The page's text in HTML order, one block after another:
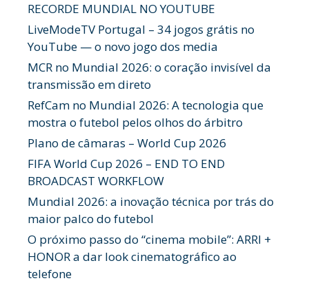
RECORDE MUNDIAL NO YOUTUBE
LiveModeTV Portugal – 34 jogos grátis no
YouTube — o novo jogo dos media
MCR no Mundial 2026: o coração invisível da
transmissão em direto
RefCam no Mundial 2026: A tecnologia que
mostra o futebol pelos olhos do árbitro
Plano de câmaras – World Cup 2026
FIFA World Cup 2026 – END TO END
BROADCAST WORKFLOW
Mundial 2026: a inovação técnica por trás do
maior palco do futebol
O próximo passo do “cinema mobile”: ARRI +
HONOR a dar look cinematográfico ao
telefone